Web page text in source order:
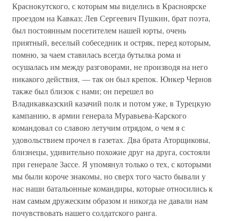
Краснокутского, с которым мы виделись в Красноярске
проездом на Кавказ; Лев Сергеевич Пушкин, брат поэта,
был постоянным посетителем нашей юрты, очень
приятный, веселый собеседник и остряк, перед которым,
помню, за чаем ставилась всегда бутылка рома и
осушалась им между разговорами, не производя на него
никакого действия, — так он был крепок. Юнкер Чернов
также был близок с нами; он перешел во
Владикавказский казачий полк и потом уже, в Турецкую
кампанию, в армии генерала Муравьева-Карского
командовал со славою летучим отрядом, о чем я с
удовольствием прочел в газетах. Два брата Аторщиковы,
близнецы, удивительно похожие друг на друга, состояли
при генерале Зассе. Я упомянул только о тех, с которыми
мы были короче знакомы, но сверх того часто бывали у
нас наши батальонные командиры, которые относились к
нам самым дружеским образом и никогда не давали нам
почувствовать нашего солдатского ранга.